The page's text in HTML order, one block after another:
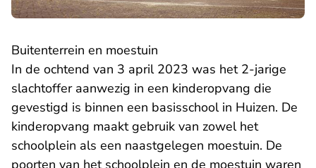
Buitenterrein en moestuin
In de ochtend van 3 april 2023 was het 2-jarige
slachtoffer aanwezig in een kinderopvang die
gevestigd is binnen een basisschool in Huizen. De
kinderopvang maakt gebruik van zowel het
schoolplein als een naastgelegen moestuin. De
poorten van het schoolplein en de moestuin waren